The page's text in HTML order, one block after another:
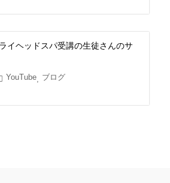
イヘッドスパ受講の生徒さんのサ
YouTube ブログ